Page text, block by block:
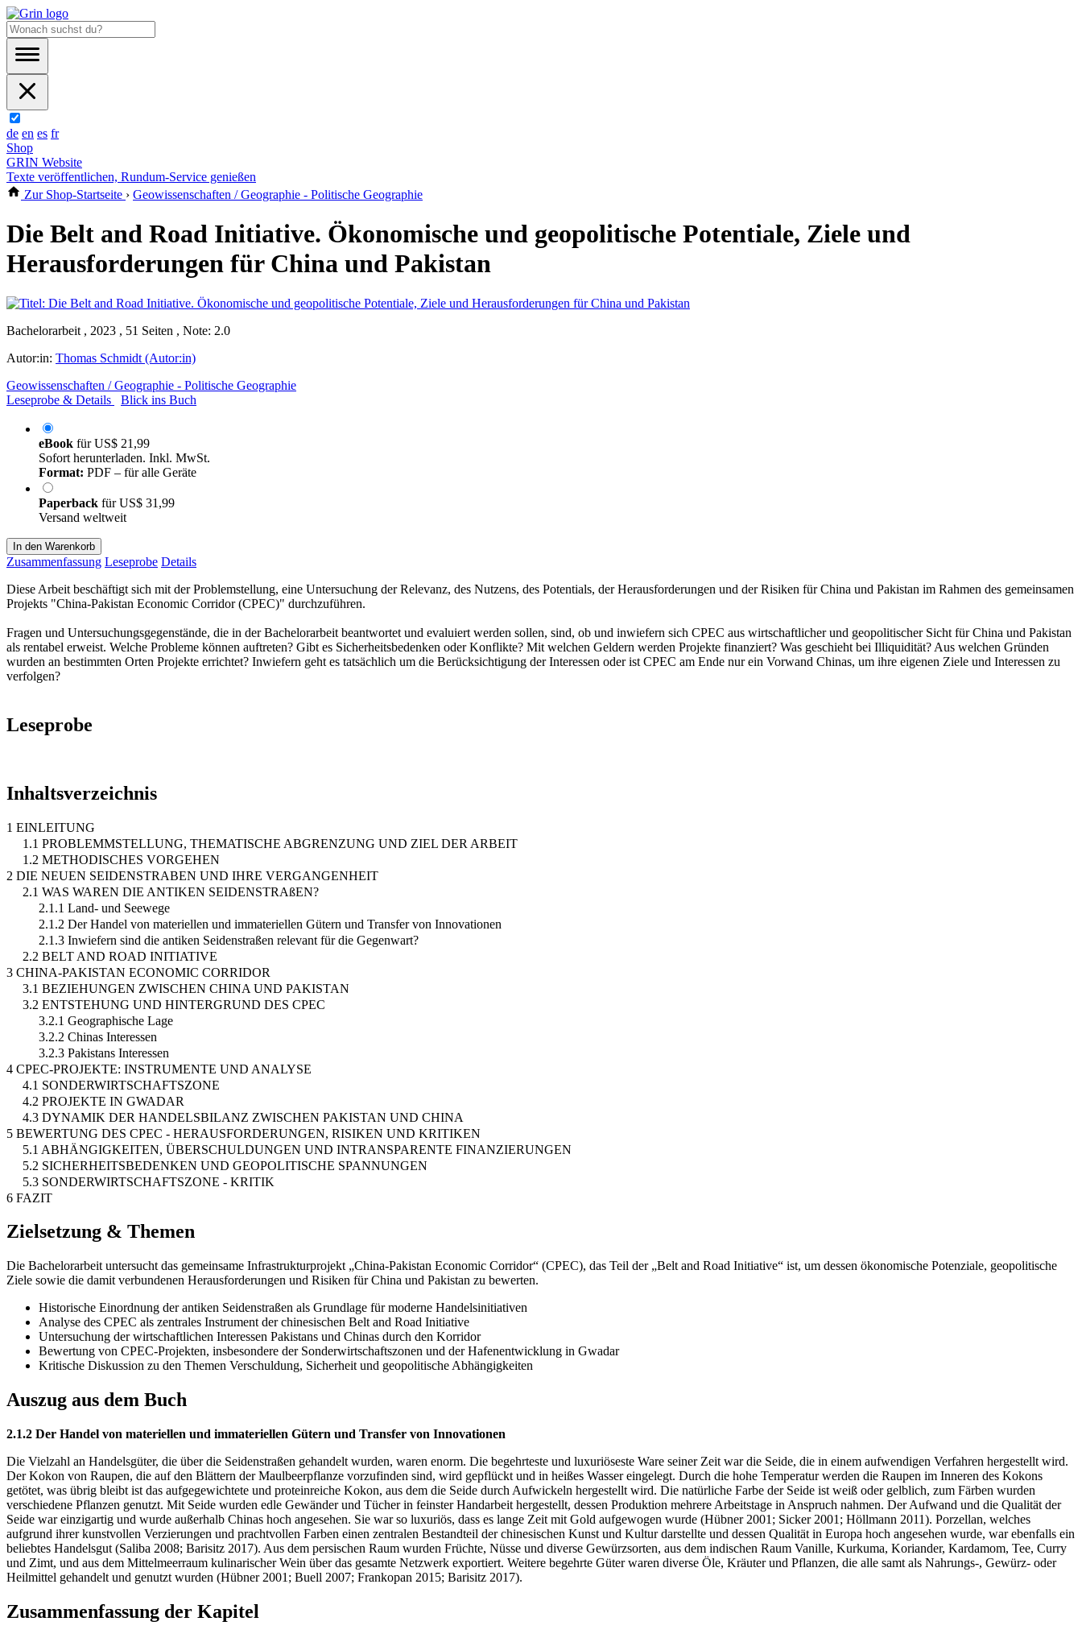
de en es fr
Shop
GRIN Website
Texte veröffentlichen, Rundum-Service genießen
Zur Shop-Startseite › Geowissenschaften / Geographie - Politische Geographie
Die Belt and Road Initiative. Ökonomische und geopolitische Potentiale, Ziele und
Herausforderungen für China und Pakistan
Bachelorarbeit , 2023 , 51 Seiten , Note: 2.0
Autor:in: Thomas Schmidt (Autor:in)
Geowissenschaften / Geographie - Politische Geographie
Leseprobe & Details
Blick ins Buch
eBook fürUS$ 21,99
Sofort herunterladen. Inkl. MwSt.
Format: PDF – für alle Geräte
Paperback fürUS$ 31,99
Versand weltweit
In den Warenkorb
Zusammenfassung Leseprobe Details
Diese Arbeit beschäftigt sich mit der Problemstellung, eine Untersuchung der Relevanz, des Nutzens, des Potentials, der Herausforderungen und der Risiken für China und Pakistan im Rahmen des gemeinsamen
Projekts "China-Pakistan Economic Corridor (CPEC)" durchzuführen.
Fragen und Untersuchungsgegenstände, die in der Bachelorarbeit beantwortet und evaluiert werden sollen, sind, ob und inwiefern sich CPEC aus wirtschaftlicher und geopolitischer Sicht für China und Pakistan
als rentabel erweist. Welche Probleme können auftreten? Gibt es Sicherheitsbedenken oder Konflikte? Mit welchen Geldern werden Projekte finanziert? Was geschieht bei Illiquidität? Aus welchen Gründen
wurden an bestimmten Orten Projekte errichtet? Inwiefern geht es tatsächlich um die Berücksichtigung der Interessen oder ist CPEC am Ende nur ein Vorwand Chinas, um ihre eigenen Ziele und Interessen zu
verfolgen?
Leseprobe
Inhaltsverzeichnis
1 EINLEITUNG
1.1 PROBLEMMSTELLUNG, THEMATISCHE ABGRENZUNG UND ZIEL DER ARBEIT
1.2 METHODISCHES VORGEHEN
2 DIE NEUEN SEIDENSTRABEN UND IHRE VERGANGENHEIT
2.1 WAS WAREN DIE ANTIKEN SEIDENSTRAßEN?
2.1.1 Land- und Seewege
2.1.2 Der Handel von materiellen und immateriellen Gütern und Transfer von Innovationen
2.1.3 Inwiefern sind die antiken Seidenstraßen relevant für die Gegenwart?
2.2 BELT AND ROAD INITIATIVE
3 CHINA-PAKISTAN ECONOMIC CORRIDOR
3.1 BEZIEHUNGEN ZWISCHEN CHINA UND PAKISTAN
3.2 ENTSTEHUNG UND HINTERGRUND DES CPEC
3.2.1 Geographische Lage
3.2.2 Chinas Interessen
3.2.3 Pakistans Interessen
4 CPEC-PROJEKTE: INSTRUMENTE UND ANALYSE
4.1 SONDERWIRTSCHAFTSZONE
4.2 PROJEKTE IN GWADAR
4.3 DYNAMIK DER HANDELSBILANZ ZWISCHEN PAKISTAN UND CHINA
5 BEWERTUNG DES CPEC - HERAUSFORDERUNGEN, RISIKEN UND KRITIKEN
5.1 ABHÄNGIGKEITEN, ÜBERSCHULDUNGEN UND INTRANSPARENTE FINANZIERUNGEN
5.2 SICHERHEITSBEDENKEN UND GEOPOLITISCHE SPANNUNGEN
5.3 SONDERWIRTSCHAFTSZONE - KRITIK
6 FAZIT
Zielsetzung & Themen
Die Bachelorarbeit untersucht das gemeinsame Infrastrukturprojekt „China-Pakistan Economic Corridor“ (CPEC), das Teil der „Belt and Road Initiative“ ist, um dessen ökonomische Potenziale, geopolitische
Ziele sowie die damit verbundenen Herausforderungen und Risiken für China und Pakistan zu bewerten.
Historische Einordnung der antiken Seidenstraßen als Grundlage für moderne Handelsinitiativen
Analyse des CPEC als zentrales Instrument der chinesischen Belt and Road Initiative
Untersuchung der wirtschaftlichen Interessen Pakistans und Chinas durch den Korridor
Bewertung von CPEC-Projekten, insbesondere der Sonderwirtschaftszonen und der Hafenentwicklung in Gwadar
Kritische Diskussion zu den Themen Verschuldung, Sicherheit und geopolitische Abhängigkeiten
Auszug aus dem Buch
2.1.2 Der Handel von materiellen und immateriellen Gütern und Transfer von Innovationen
Die Vielzahl an Handelsgüter, die über die Seidenstraßen gehandelt wurden, waren enorm. Die begehrteste und luxuriöseste Ware seiner Zeit war die Seide, die in einem aufwendigen Verfahren hergestellt wird.
Der Kokon von Raupen, die auf den Blättern der Maulbeerpflanze vorzufinden sind, wird gepflückt und in heißes Wasser eingelegt. Durch die hohe Temperatur werden die Raupen im Inneren des Kokons
getötet, was übrig bleibt ist das aufgegewichtete und proteinreiche Kokon, aus dem die Seide durch Aufwickeln hergestellt wird. Die natürliche Farbe der Seide ist weiß oder gelblich, zum Färben wurden
verschiedene Pflanzen genutzt. Mit Seide wurden edle Gewänder und Tücher in feinster Handarbeit hergestellt, dessen Produktion mehrere Arbeitstage in Anspruch nahmen. Der Aufwand und die Qualität der
Seide war einzigartig und wurde außerhalb Chinas hoch angesehen. Sie war so luxuriös, dass es lange Zeit mit Gold aufgewogen wurde (Hübner 2001; Sicker 2001; Höllmann 2011). Porzellan, welches
aufgrund ihrer kunstvollen Verzierungen und prachtvollen Farben einen zentralen Bestandteil der chinesischen Kunst und Kultur darstellte und dessen Qualität in Europa hoch angesehen wurde, war ebenfalls ein
beliebtes Handelsgut (Saliba 2008; Barisitz 2017). Aus dem persischen Raum wurden Früchte, Nüsse und diverse Gewürzsorten, aus dem indischen Raum Vanille, Kurkuma, Koriander, Kardamom, Tee, Curry
und Zimt, und aus dem Mittelmeerraum kulinarischer Wein über das gesamte Netzwerk exportiert. Weitere begehrte Güter waren diverse Öle, Kräuter und Pflanzen, die alle samt als Nahrungs-, Gewürz- oder
Heilmittel gehandelt und genutzt wurden (Hübner 2001; Buell 2007; Frankopan 2015; Barisitz 2017).
Zusammenfassung der Kapitel